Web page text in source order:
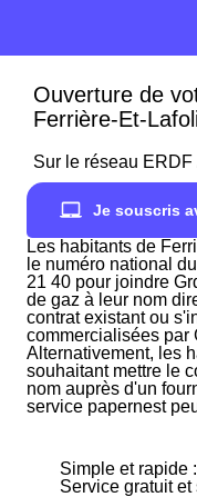
Ouverture de
Ferrière-Et-
Sur le réseau
Je souscris
Les habitants de
le numéro national
21 40 pour joindre
de gaz à leur nom
contrat existant ou
commercialisées par
Alternativement, les
souhaitant mettre le
nom auprès d'un
service papernest
Simple et rapide
Service gratuit